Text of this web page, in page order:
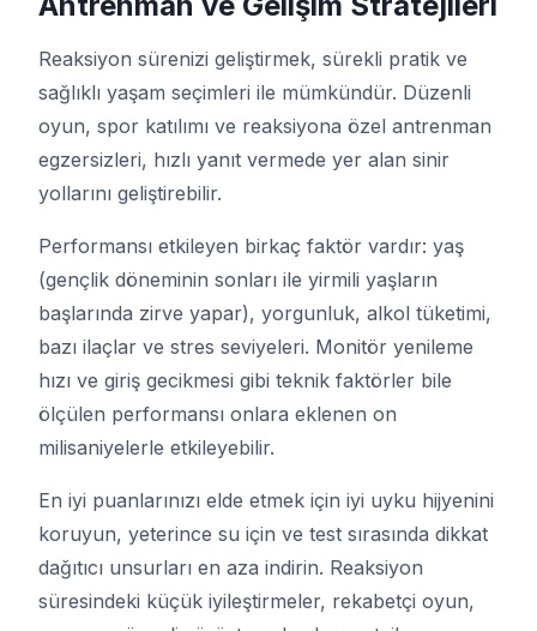
Reaksiyon sürenizi geliştirmek, sürekli pratik ve
sağlıklı yaşam seçimleri ile mümkündür. Düzenli
oyun, spor katılımı ve reaksiyona özel antrenman
egzersizleri, hızlı yanıt vermede yer alan sinir
yollarını geliştirebilir.
Performansı etkileyen birkaç faktör vardır: yaş
(gençlik döneminin sonları ile yirmili yaşların
başlarında zirve yapar), yorgunluk, alkol tüketimi,
bazı ilaçlar ve stres seviyeleri. Monitör yenileme
hızı ve giriş gecikmesi gibi teknik faktörler bile
ölçülen performansı onlara eklenen on
milisaniyelerle etkileyebilir.
En iyi puanlarınızı elde etmek için iyi uyku hijyenini
koruyun, yeterince su için ve test sırasında dikkat
dağıtıcı unsurları en aza indirin. Reaksiyon
süresindeki küçük iyileştirmeler, rekabetçi oyun,